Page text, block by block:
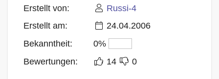
Blog
Erstellt von:
Russi-4
Erstellt am:
24.04.2006
Bekanntheit:
0%
Bewertungen:
14 0